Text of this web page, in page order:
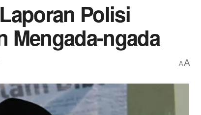
Polisi
Mengada-ngada
AA